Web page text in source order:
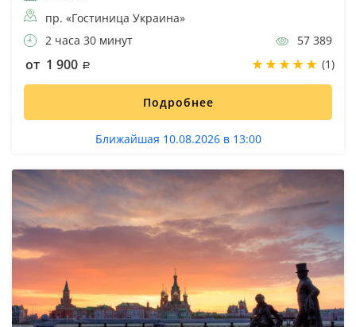
пр. «Гостиница Украина»
2 часа 30 минут
57 389
от 1 900 (1)
Подробнее
Ближайшая 10.08.2026 в 13:00